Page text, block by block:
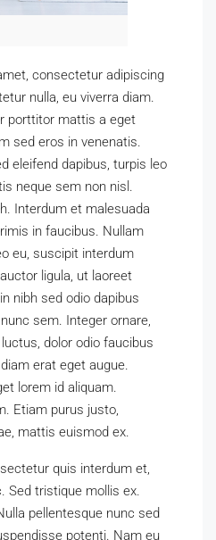
consectetur adipiscing
nulla, eu viverra diam.
porttitor mattis a eget
sed eros in venenatis.
eleifend dapibus, turpis leo
neque sem non nisl.
Interdum et malesuada
in faucibus. Nullam
eu, suscipit interdum
ligula, ut laoreet
nibh sed odio dapibus
sem. Integer ornare,
dolor odio faucibus
erat eget augue.
lorem id aliquam.
Etiam purus justo,
mattis euismod ex.
quis interdum et,
Sed tristique mollis ex.
pellentesque nunc sed
potenti. Nam eu